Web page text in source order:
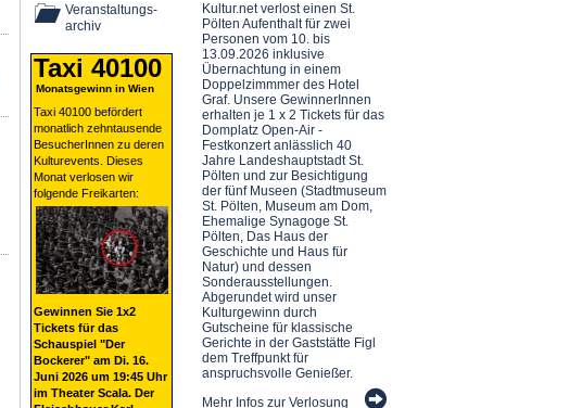
Veranstaltungs-
archiv
Taxi 40100
Monatsgewinn in Wien
Taxi 40100 befördert
monatlich zehntausende
BesucherInnen zu deren
Kulturevents. Dieses
Monat verlosen wir
folgende Freikarten:
Gewinnen Sie 1x2
Tickets für das
Schauspiel "Der
Bockerer" am Di. 16.
Juni 2026 um 19:45 Uhr
im Theater Scala. Der
Kultur.net verlost einen St.
Pölten Aufenthalt für zwei
Personen vom 10. bis
13.09.2026 inklusive
Übernachtung in einem
Doppelzimmmer des Hotel
Graf. Unsere GewinnerInnen
erhalten je 1 x 2 Tickets für das
Domplatz Open-Air -
Festkonzert anlässlich 40
Jahre Landeshauptstadt St.
Pölten und zur Besichtigung
der fünf Museen (Stadtmuseum
St. Pölten, Museum am Dom,
Ehemalige Synagoge St.
Pölten, Das Haus der
Geschichte und Haus für
Natur) und dessen
Sonderausstellungen.
Abgerundet wird unser
Kulturgewinn durch
Gutscheine für klassische
Gerichte in der Gaststätte Figl
dem Treffpunkt für
anspruchsvolle Genießer.
Mehr Infos zur Verlosung